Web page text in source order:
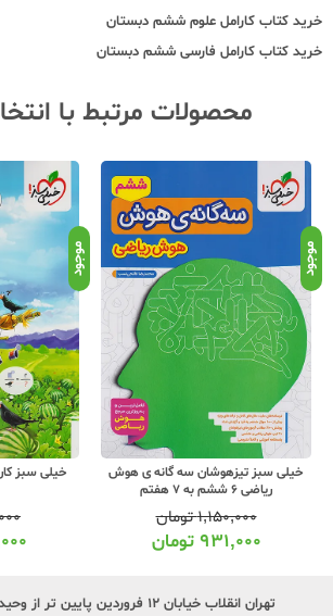
خرید کتاب کارامل علوم ششم دبستان
خرید کتاب کارامل فارسی ششم دبستان
محصولات مرتبط با
موجود
خیلی سبز تیزهوشان سه گانه ی هوش
ریاضی 6 ششم به 7 هفتم
۱,۱۵۰,۰۰۰تومان
۹۳۱,۰۰۰ تومان
موجود
خیلی سبز کار ریاضی
تهران انقلاب خیابان ۱۲ فروردین پایین تر از وحید نظری پلاک ۲۴۹